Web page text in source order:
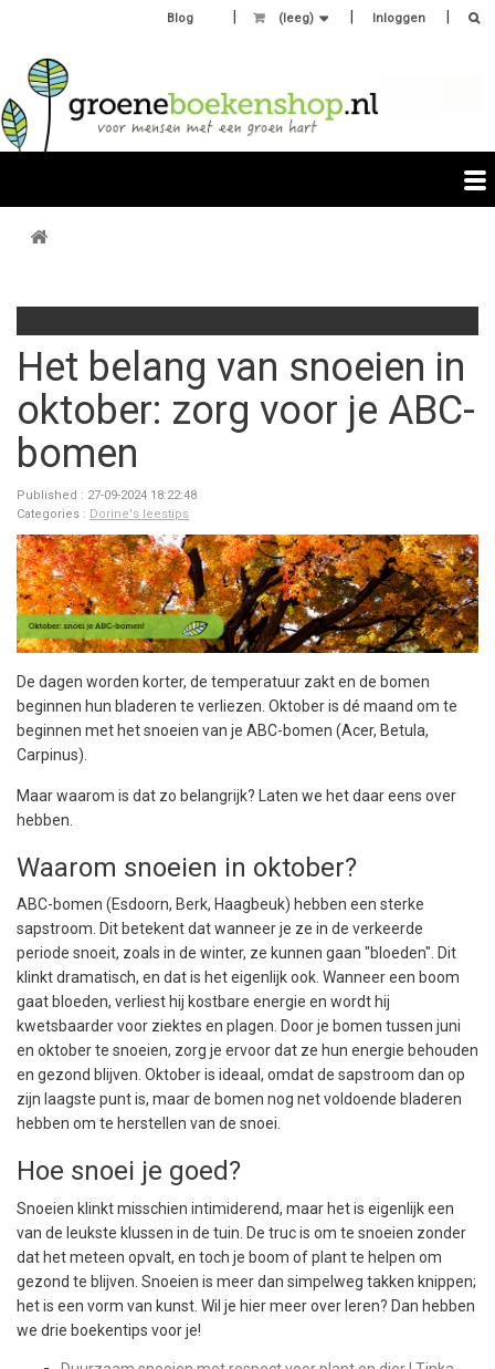
Inloggen
(leeg)
Blog
Het belang van snoeien in
oktober: zorg voor je ABC-
bomen
Published : 27-09-2024 18:22:48
Categories : Dorine's leestips
De dagen worden korter, de temperatuur zakt en de bomen
beginnen hun bladeren te verliezen. Oktober is dé maand om te
beginnen met het snoeien van je ABC-bomen (Acer, Betula,
Carpinus).
Maar waarom is dat zo belangrijk? Laten we het daar eens over
hebben.
Waarom snoeien in oktober?
ABC-bomen (Esdoorn, Berk, Haagbeuk) hebben een sterke
sapstroom. Dit betekent dat wanneer je ze in de verkeerde
periode snoeit, zoals in de winter, ze kunnen gaan "bloeden". Dit
klinkt dramatisch, en dat is het eigenlijk ook. Wanneer een boom
gaat bloeden, verliest hij kostbare energie en wordt hij
kwetsbaarder voor ziektes en plagen. Door je bomen tussen juni
en oktober te snoeien, zorg je ervoor dat ze hun energie behouden
en gezond blijven. Oktober is ideaal, omdat de sapstroom dan op
zijn laagste punt is, maar de bomen nog net voldoende bladeren
hebben om te herstellen van de snoei.
Hoe snoei je goed?
Snoeien klinkt misschien intimiderend, maar het is eigenlijk een
van de leukste klussen in de tuin. De truc is om te snoeien zonder
dat het meteen opvalt, en toch je boom of plant te helpen om
gezond te blijven. Snoeien is meer dan simpelweg takken knippen;
het is een vorm van kunst. Wil je hier meer over leren? Dan hebben
we drie boekentips voor je!